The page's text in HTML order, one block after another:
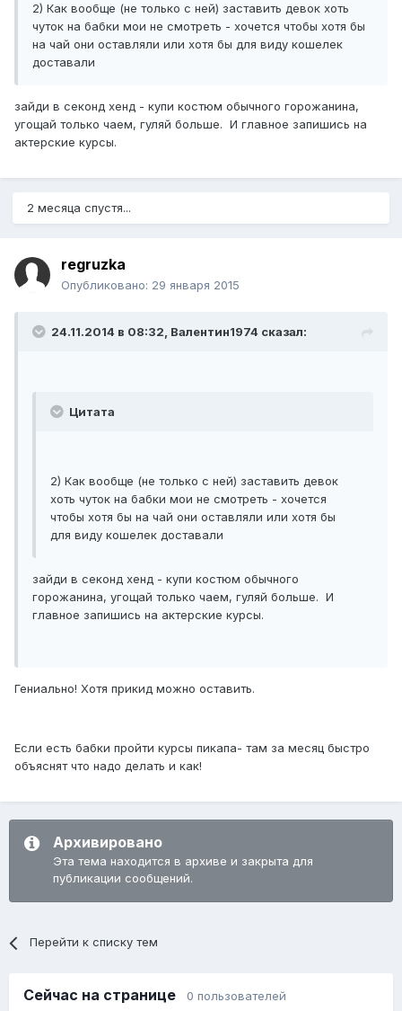
2) Как вообще (не только с ней) заставить девок хоть
чуток на бабки мои не смотреть - хочется чтобы хотя бы
на чай они оставляли или хотя бы для виду кошелек
доставали
зайди в секонд хенд - купи костюм обычного горожанина,
угощай только чаем, гуляй больше. И главное запишись на
актерские курсы.
2 месяца спустя...
regruzka
Опубликовано: 29 января 2015
24.11.2014 в 08:32, Валентин1974 сказал:
Цитата
2) Как вообще (не только с ней) заставить девок
хоть чуток на бабки мои не смотреть - хочется
чтобы хотя бы на чай они оставляли или хотя бы
для виду кошелек доставали
зайди в секонд хенд - купи костюм обычного
горожанина, угощай только чаем, гуляй больше. И
главное запишись на актерские курсы.
Гениально! Хотя прикид можно оставить.
Если есть бабки пройти курсы пикапа- там за месяц быстро
объяснят что надо делать и как!
Архивировано
Эта тема находится в архиве и закрыта для
публикации сообщений.
Перейти к списку тем
Сейчас на странице 0 пользователей